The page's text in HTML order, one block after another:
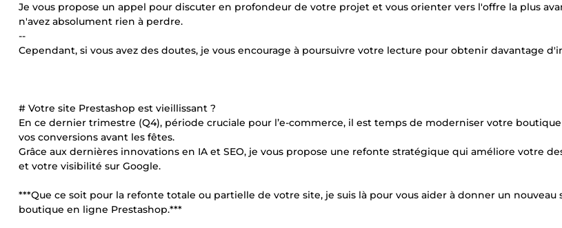
Je vous propose un appel pour discuter en profondeur de votre projet et vous orienter vers l'offre la plus
n'avez absolument rien à perdre.
--
Cependant, si vous avez des doutes, je vous encourage à poursuivre votre lecture pour obtenir davantage
# Votre site Prestashop est vieillissant ?
En ce dernier trimestre (Q4), période cruciale pour l’e-commerce, il est temps de moderniser votre
vos conversions avant les fêtes.
Grâce aux dernières innovations en IA et SEO, je vous propose une refonte stratégique qui améliore votre
et votre visibilité sur Google.
***Que ce soit pour la refonte totale ou partielle de votre site, je suis là pour vous aider à donner un nouveau
boutique en ligne Prestashop.***